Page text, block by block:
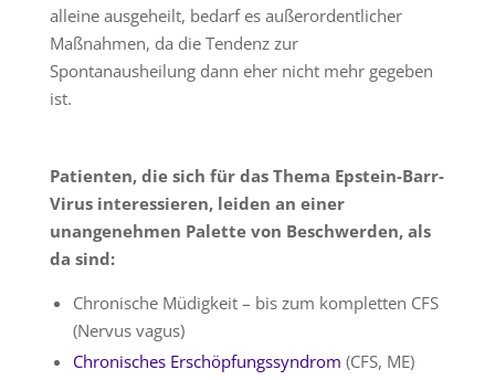
alleine ausgeheilt, bedarf es außerordentlicher
Maßnahmen, da die Tendenz zur
Spontanausheilung dann eher nicht mehr gegeben
ist.
Patienten, die sich für das Thema Epstein-Barr-
Virus interessieren, leiden an einer
unangenehmen Palette von Beschwerden, als
da sind:
Chronische Müdigkeit – bis zum kompletten CFS
(Nervus vagus)
Chronisches Erschöpfungssyndrom (CFS, ME)